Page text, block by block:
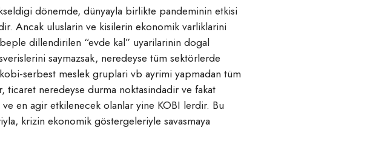
dönemde, dünyayla birlikte pandeminin etkisi
Ancak uluslarin ve kisilerin ekonomik varliklarini
dillendirilen “evde kal” uyarilarinin dogal
saymazsak, neredeyse tüm sektörlerde
serbest meslek gruplari vb ayrimi yapmadan tüm
neredeyse durma noktasindadir ve fakat
en agir etkilenecek olanlar yine KOBI lerdir. Bu
krizin ekonomik göstergeleriyle savasmaya